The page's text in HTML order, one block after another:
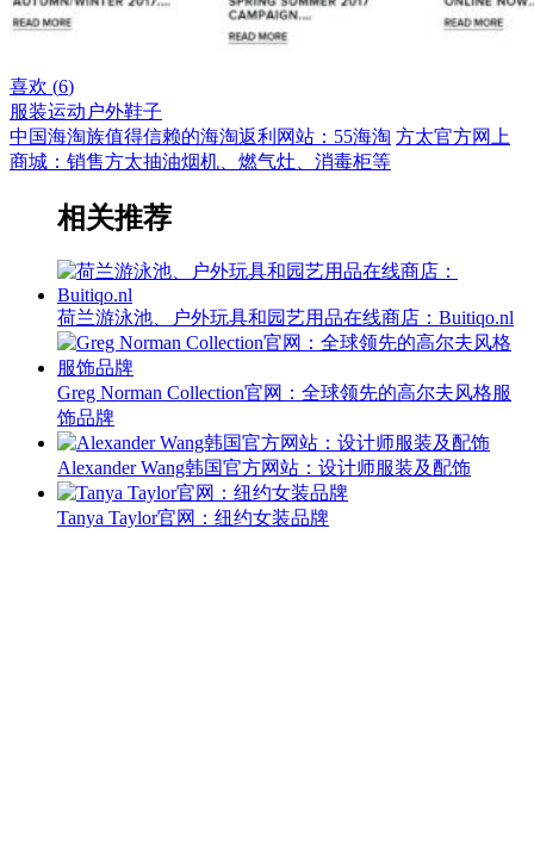
喜欢 (6)
服装运动户外鞋子
中国海淘族值得信赖的海淘返利网站：55海淘 方太官方网上
商城：销售方太抽油烟机、燃气灶、消毒柜等
相关推荐
荷兰游泳池、户外玩具和园艺用品在线商店：Buitiqo.nl
Greg Norman Collection官网：全球领先的高尔夫风格服
饰品牌
Alexander Wang韩国官方网站：设计师服装及配饰
Tanya Taylor官网：纽约女装品牌